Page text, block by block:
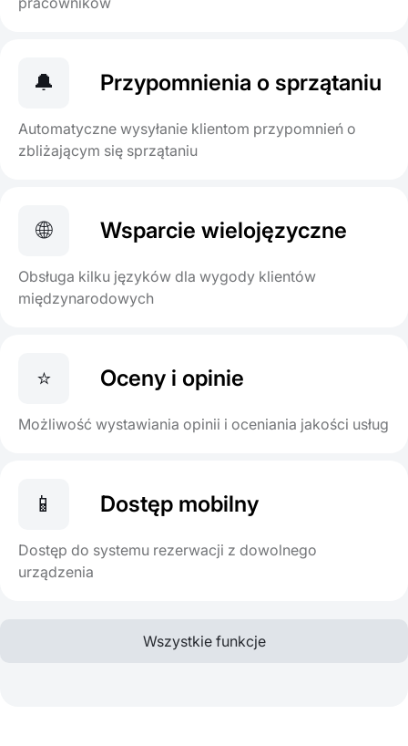
🔔 Przypomnienia o sprzątaniu
Automatyczne wysyłanie klientom przypomnień o
zbliżającym się sprzątaniu
🌐 Wsparcie wielojęzyczne
Obsługa kilku języków dla wygody klientów
międzynarodowych
⭐ Oceny i opinie
Możliwość wystawiania opinii i oceniania jakości usług
📱 Dostęp mobilny
Dostęp do systemu rezerwacji z dowolnego
urządzenia
Wszystkie funkcje